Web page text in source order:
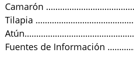
Camarón
Tilapia
Fuentes de Información